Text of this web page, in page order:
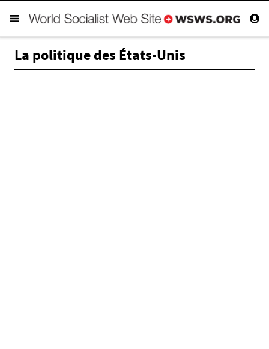
La politique des États-Unis